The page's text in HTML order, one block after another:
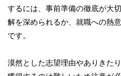
するには、事前準備の徹底が大
解を深められるか、就職への熱
です。
漠然とした志望理由やありきた